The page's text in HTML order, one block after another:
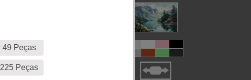
49 Peças
225 Peças